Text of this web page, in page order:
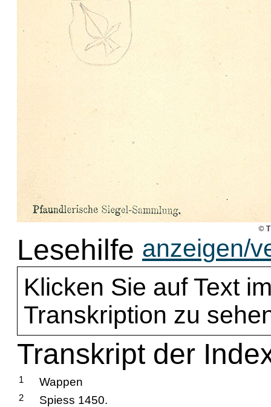
Lesehilfe anzeigen/
Klicken Sie auf Text
Transkription zu
Transkript der
1 Wappen
2 Spiess 1450.